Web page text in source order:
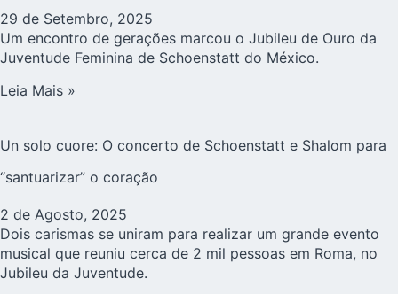
29 de Setembro, 2025
Um encontro de gerações marcou o Jubileu de Ouro da
Juventude Feminina de Schoenstatt do México.
Leia Mais »
Un solo cuore: O concerto de Schoenstatt e Shalom para
“santuarizar” o coração
2 de Agosto, 2025
Dois carismas se uniram para realizar um grande evento
musical que reuniu cerca de 2 mil pessoas em Roma, no
Jubileu da Juventude.